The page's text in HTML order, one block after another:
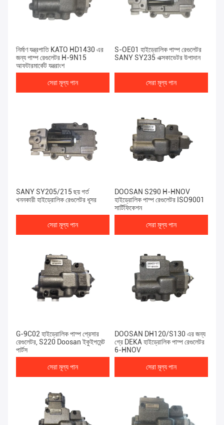
নির্মাণ যন্ত্রপাতি KATO HD1430 এর
জন্য পাম্প রেগুলেটর H-9N15
আফটারমার্কেট যন্ত্রাংশ
সেরা মূল্য পান
S-OE01 হাইড্রোলিক পাম্প রেগুলেটর
SANY SY235 এক্সকাভেটর উপাদান
সেরা মূল্য পান
SANY SY205/215 ছয় গর্ত
খননকারী হাইড্রোলিক রেগুলেটর ধূসর
সেরা মূল্য পান
DOOSAN S290 H-HNOV
হাইড্রোলিক পাম্প রেগুলেটর ISO9001
সার্টিফিকেশন
সেরা মূল্য পান
G-9C02 হাইড্রোলিক পাম্প প্রেসার
রেগুলেটর, S220 Doosan ইকুইপমেন্ট
পার্টস
সেরা মূল্য পান
DOOSAN DH120/S130 এর জন্য
গ্রে DEKA হাইড্রোলিক পাম্প রেগুলেটর
6-HNOV
সেরা মূল্য পান